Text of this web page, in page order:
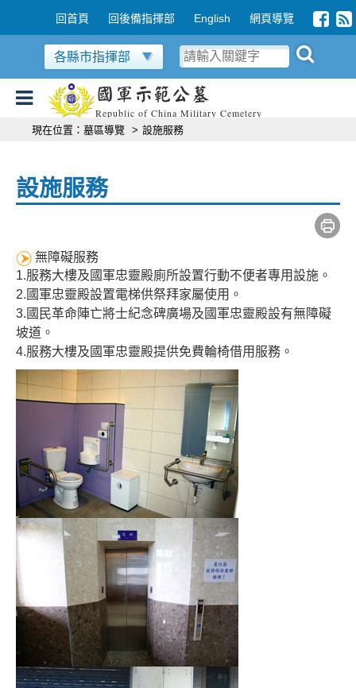
跳到主要內容區塊
回首頁 回後備指揮部 English 網頁導覽
國軍示範公墓
Republic of China Military Cemetery
各縣市指揮部
現在位置： 墓區導覽 > 設施服務
設施服務
無障礙服務
1.服務大樓及國軍忠靈殿廁所設置行動不便者專用設施。
2.國軍忠靈殿設置電梯供祭拜家屬使用。
3.國民革命陣亡將士紀念碑廣場及國軍忠靈殿設有無障礙
坡道。
4.服務大樓及國軍忠靈殿提供免費輪椅借用服務。